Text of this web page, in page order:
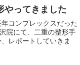
やってきました
院にて、二重の整形手